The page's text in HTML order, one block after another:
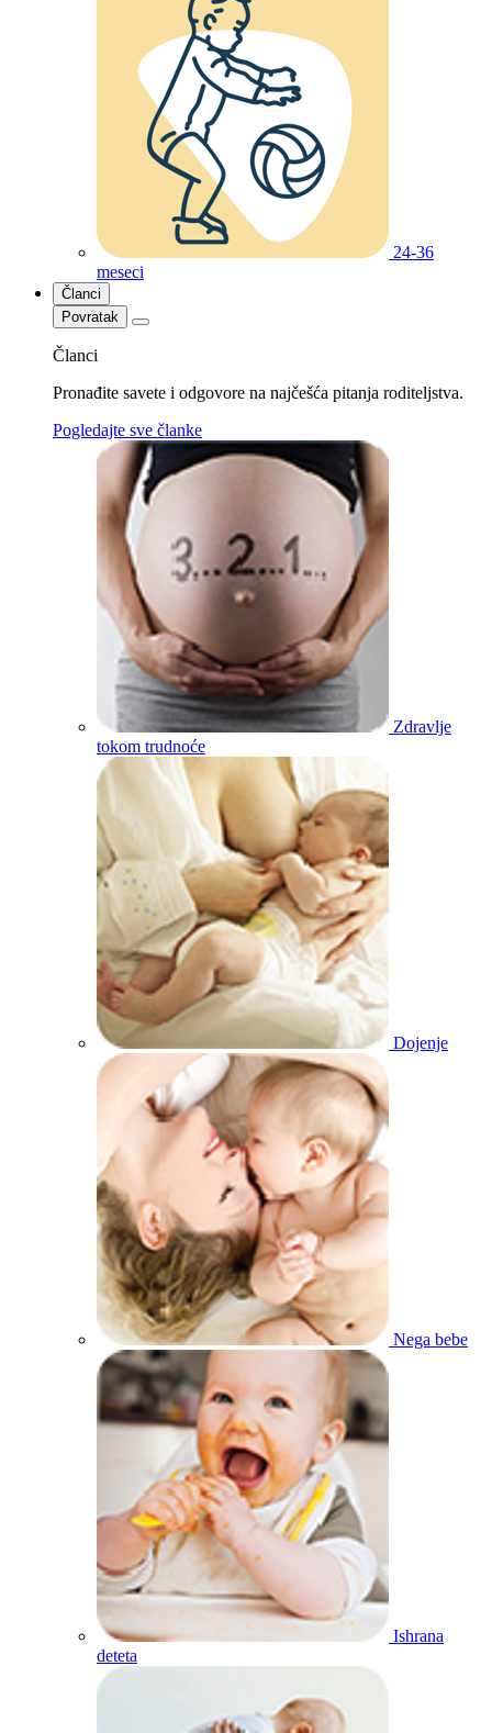
24-36
meseci
Članci
Povratak
Članci
Pronađite savete i odgovore na najčešća pitanja roditeljstva.
Pogledajte sve članke
Zdravlje
tokom trudnoće
Dojenje
Nega bebe
Ishrana
deteta